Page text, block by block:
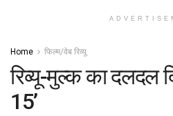
Home फिल्म/वेब रिव्यू
रिव्यू-मुल्क का दलदल
15’